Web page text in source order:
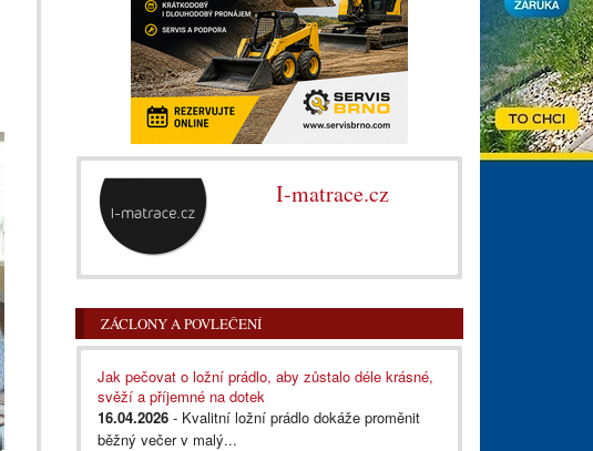
I-matrace.cz
ZÁCLONY A POVLEČENÍ
Jak pečovat o ložní prádlo, aby zůstalo déle krásné,
svěží a příjemné na dotek
16.04.2026 - Kvalitní ložní prádlo dokáže proměnit
běžný večer v malý...